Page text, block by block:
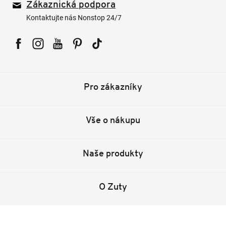
Zákaznická podpora
Kontaktujte nás Nonstop 24/7
Pro zákazníky
Vše o nákupu
Naše produkty
O Zuty